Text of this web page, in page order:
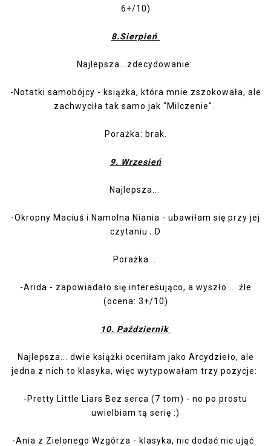
6+/10)
8.Sierpień
Najlepsza...zdecydowanie:
- Notatki samobójcy - książka, która mnie zszokowała, ale
zachwyciła tak samo jak "Milczenie".
Porażka: brak.
9. Wrzesień
Najlepsza...
-Okropny Maciuś i Namolna Niania - ubawiłam się przy jej
czytaniu ; D
Porażka...
-Arida - zapowiadało się interesująco, a wyszło ... źle
(ocena: 3+/10)
10. Październik
Najlepsza... dwie książki oceniłam jako Arcydzieło, ale
jedna z nich to klasyka, więc wytypowałam trzy pozycje:
- Pretty Little Liars Bez serca (7 tom) - no po prostu
uwielbiam tą serię :)
-Ania z Zielonego Wzgórza - klasyka, nic dodać nic ująć.